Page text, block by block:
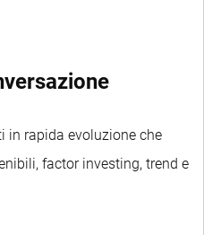
in rapida evoluzione che
factor investing, trend e